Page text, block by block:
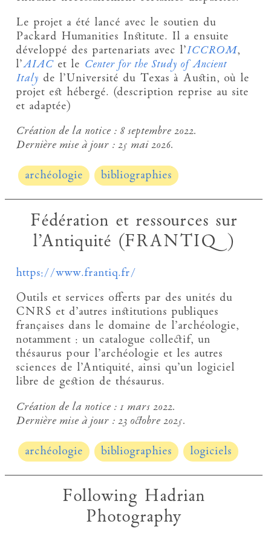
Le projet a été lancé avec le soutien du
Packard Humanities Institute. Il a ensuite
développé des partenariats avec l’ICCROM,
l’AIACet le Center for the Study of Ancient
Italy de l’Université du Texas à Austin, où le
projet est hébergé. (description reprise au site
et adaptée)
Création de la notice : 8 septembre 2022.
Dernière mise à jour :25 mai 2026.
archéologie bibliographies
Fédération et ressources sur
l’Antiquité (FRANTIQ)
https://www.frantiq.fr/
Outils et services offerts par des unités du
CNRS et d’autres institutions publiques
françaises dans le domaine de l’archéologie,
notamment : un catalogue collectif, un
thésaurus pour l’archéologie et les autres
sciences de l’Antiquité, ainsi qu’un logiciel
libre de gestion de thésaurus.
Création de la notice :1 mars 2022.
Dernière mise à jour :23 octobre 2025.
archéologie bibliographies logiciels
Following Hadrian
Photography